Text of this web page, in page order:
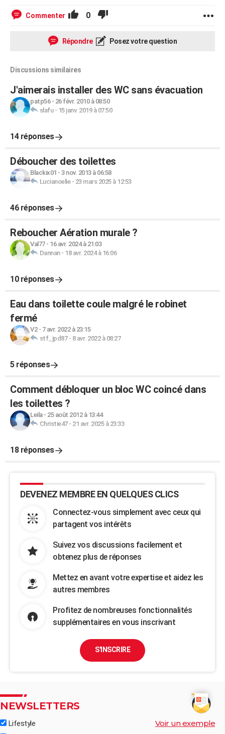
FORUM
Commenter 0
Répondre Posez votre question
Discussions similaires
J'aimerais installer des WC sans évacuation
patp56- 26 févr. 2010 à 08:50
slafu- 15 janv. 2019 à 07:50
14 réponses
Déboucher des toilettes
Blackix01 - 3 nov. 2013 à 06:58
Lucianoelie- 23 mars 2025 à 12:53
46 réponses
Reboucher Aération murale ?
Val77- 16 avr. 2024 à 21:03
Dannan- 18 avr. 2024 à 16:06
10 réponses
Eau dans toilette coule malgré le robinet
fermé
V2- 7 avr. 2022 à 23:15
stf_jpd87- 8 avr. 2022 à 08:27
5 réponses
Comment débloquer un bloc WC coincé dans
les toilettes ?
Leila- 25 août 2012 à 13:44
Christie47- 21 avr. 2025 à 23:33
18 réponses
DEVENEZ MEMBRE EN QUELQUES CLICS
Connectez-vous simplement avec ceux qui
partagent vos intérêts
Suivez vos discussions facilement et
obtenez plus de réponses
Mettez en avant votre expertise et aidez les
autres membres
Profitez de nombreuses fonctionnalités
supplémentaires en vous inscrivant
S'INSCRIRE
NEWSLETTERS
Lifestyle Voir un exemple